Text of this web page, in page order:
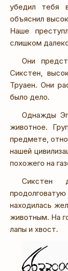
убедил тебя
объяснил
Наше
слишком
Они
Сикстен,
Труаен. Они
было дело.
Однажды
животное.
предмете,
нашей
похожего на
Сикстен
находилась
животным. На
лапы и хвост.